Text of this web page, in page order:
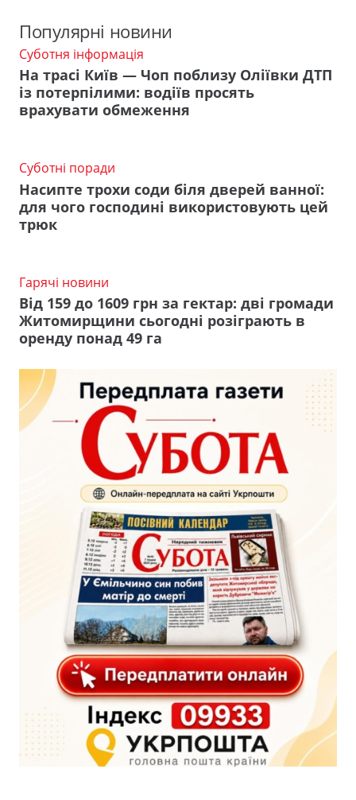
Популярні новини
Суботня інформація
На трасі Київ — Чоп поблизу Оліївки ДТП
із потерпілими: водіїв просять
врахувати обмеження
Суботні поради
Насипте трохи соди біля дверей ванної:
для чого господині використовують цей
трюк
Гарячі новини
Від 159 до 1609 грн за гектар: дві громади
Житомирщини сьогодні розіграють в
оренду понад 49 га